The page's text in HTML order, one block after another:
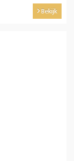
Bekijk